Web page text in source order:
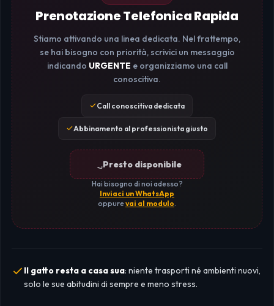
Prenotazione Telefonica Rapida
Stiamo attivando una linea dedicata. Nel frattempo,
se hai bisogno con priorità, scrivici un messaggio
indicando URGENTE e organizziamo una call
conoscitiva.
Call conoscitiva dedicata
Abbinamento al professionista giusto
Presto disponibile
Hai bisogno di noi adesso?
Inviaci un WhatsApp
oppurevai al modulo.
Il gatto resta a casa sua: niente trasporti né ambienti nuovi,
solo le sue abitudini di sempre e meno stress.